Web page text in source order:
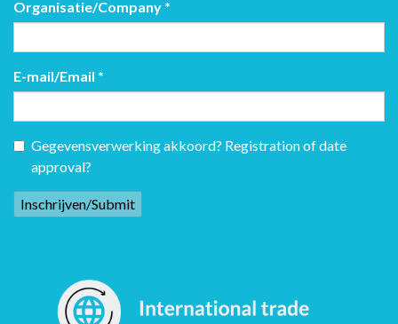
Organisatie/Company *
E-mail/Email *
Gegevensverwerking akkoord? Registration of date
approval?